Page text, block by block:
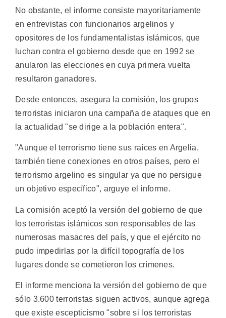
No obstante, el informe consiste mayoritariamente
en entrevistas con funcionarios argelinos y
opositores de los fundamentalistas islámicos, que
luchan contra el gobierno desde que en 1992 se
anularon las elecciones en cuya primera vuelta
resultaron ganadores.
Desde entonces, asegura la comisión, los grupos
terroristas iniciaron una campaña de ataques que en
la actualidad "se dirige a la población entera".
"Aunque el terrorismo tiene sus raíces en Argelia,
también tiene conexiones en otros países, pero el
terrorismo argelino es singular ya que no persigue
un objetivo específico", arguye el informe.
La comisión aceptó la versión del gobierno de que
los terroristas islámicos son responsables de las
numerosas masacres del país, y que el ejército no
pudo impedirlas por la difícil topografía de los
lugares donde se cometieron los crímenes.
El informe menciona la versión del gobierno de que
sólo 3.600 terroristas siguen activos, aunque agrega
que existe escepticismo "sobre si los terroristas